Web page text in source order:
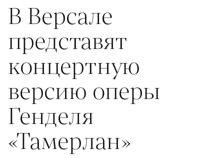
В Версале
представят
концертную
версию оперы
Генделя
«Тамерлан»